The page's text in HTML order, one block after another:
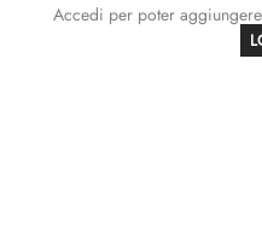
Accedi per poter